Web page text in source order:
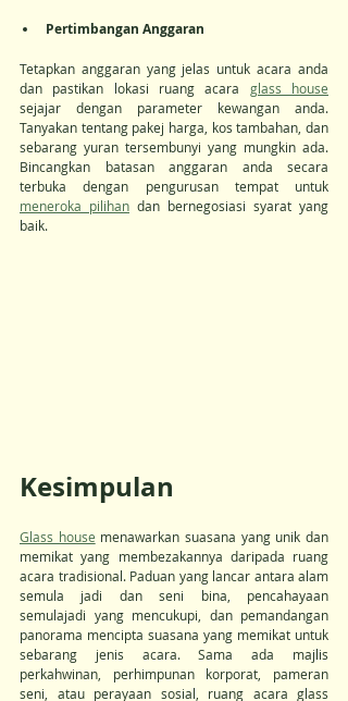
Pertimbangan Anggaran
Tetapkan anggaran yang jelas untuk acara anda
dan pastikan lokasi ruang acara glass house
sejajar dengan parameter kewangan anda.
Tanyakan tentang pakej harga, kos tambahan, dan
sebarang yuran tersembunyi yang mungkin ada.
Bincangkan batasan anggaran anda secara
meneroka pilihan dan bernegosiasi syarat yang
baik.
Kesimpulan
Glass house menawarkan suasana yang unik dan
memikat yang membezakannya daripada ruang
acara tradisional. Paduan yang lancar antara alam
semula jadi dan seni bina, pencahayaan
semulajadi yang mencukupi, dan pemandangan
panorama mencipta suasana yang memikat untuk
sebarang jenis acara. Sama ada majlis
perkahwinan, perhimpunan korporat, pameran
seni, atau perayaan sosial, ruang acara glass